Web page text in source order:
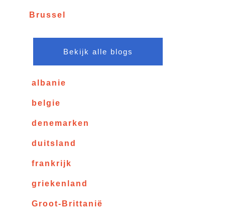
Brussel
Bekijk alle blogs
albanie
belgie
denemarken
duitsland
frankrijk
griekenland
Groot-Brittanië